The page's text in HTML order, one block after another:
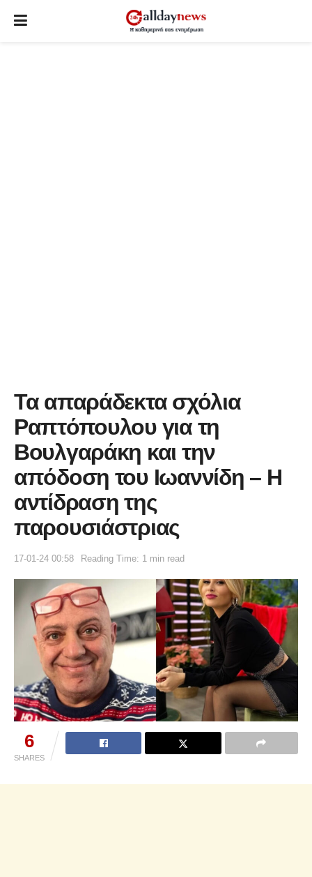
Τα απαράδεκτα σχόλια
Ραπτόπουλου για τη
Βουλγαράκη και την
απόδοση του Ιωαννίδη – Η
αντίδραση της
παρουσιάστριας
17-01-24 00:58 Reading Time: 1 min read
6
SHARES